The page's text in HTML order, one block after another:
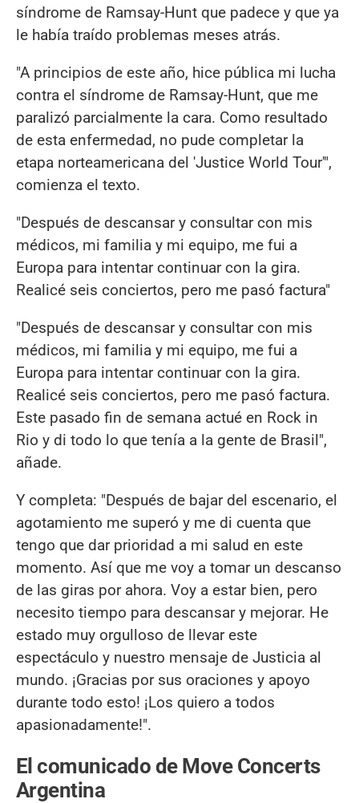
síndrome de Ramsay-Hunt que padece y que ya
le había traído problemas meses atrás.
"A principios de este año, hice pública mi lucha
contra el síndrome de Ramsay-Hunt, que me
paralizó parcialmente la cara. Como resultado
de esta enfermedad, no pude completar la
etapa norteamericana del 'Justice World Tour'",
comienza el texto.
"Después de descansar y consultar con mis
médicos, mi familia y mi equipo, me fui a
Europa para intentar continuar con la gira.
Realicé seis conciertos, pero me pasó factura"
"Después de descansar y consultar con mis
médicos, mi familia y mi equipo, me fui a
Europa para intentar continuar con la gira.
Realicé seis conciertos, pero me pasó factura.
Este pasado fin de semana actué en Rock in
Rio y di todo lo que tenía a la gente de Brasil",
añade.
Y completa: "Después de bajar del escenario, el
agotamiento me superó y me di cuenta que
tengo que dar prioridad a mi salud en este
momento. Así que me voy a tomar un descanso
de las giras por ahora. Voy a estar bien, pero
necesito tiempo para descansar y mejorar. He
estado muy orgulloso de llevar este
espectáculo y nuestro mensaje de Justicia al
mundo. ¡Gracias por sus oraciones y apoyo
durante todo esto! ¡Los quiero a todos
apasionadamente!".
El comunicado de Move Concerts
Argentina